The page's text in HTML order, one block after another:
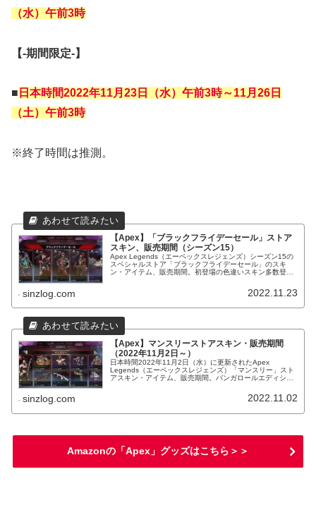
（水）午前3時
【‐期間限定‐】
■ 日本時間2022年11月23日（水）午前3時～11月26日
（土）午前3時
※終了時間は推測。
【Apex】「ブラックフライデーセール」ストア
スキン、販売期間（シーズン15）
Apex Legends（エーペックスレジェンズ）シーズン15の
スペシャルストア「ブラックフライデーセール」のスキ
ン・アイテム、販売期間。初登場の色違いスキン多数登
sinzlog.com 2022.11.23
【Apex】マンスリーストアスキン・販売期間
（2022年11月2日～）
日本時間2022年11月2日（水）に更新されたApex
Legends（エーペックスレジェンズ）「マンスリー」スト
アスキン・アイテム、販売期間。バンガロールエディショ
sinzlog.com 2022.11.02
Amazonの「Apex」グッズはこちら＞＞